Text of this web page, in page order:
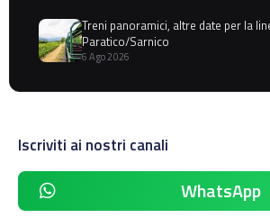
Treni panoramici, altre date per la
Paratico/Sarnico
6 Ago 2026
Iscriviti ai nostri canali
WhatsApp